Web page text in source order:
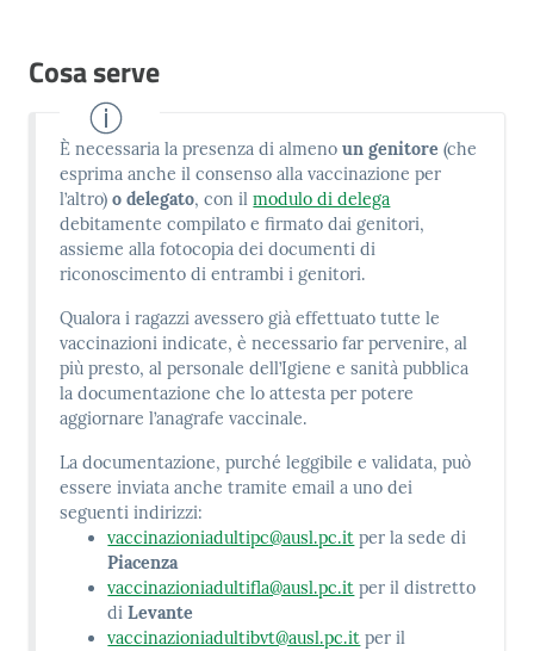
Cosa serve
È necessaria la presenza di almenoun genitore (che
esprima anche il consenso alla vaccinazione per
l’altro)o delegato, con ilmodulo di delega
debitamente compilato e firmato dai genitori,
assieme alla fotocopia dei documenti di
riconoscimento di entrambi i genitori.
Qualora i ragazzi avessero già effettuato tutte le
vaccinazioni indicate, è necessario far pervenire, al
più presto, al personale dell’Igiene e sanità pubblica
la documentazione che lo attesta per potere
aggiornare l’anagrafe vaccinale.
La documentazione, purché leggibile e validata, può
essere inviata anche tramite email a uno dei
seguenti indirizzi:
vaccinazioniadultipc@ausl.pc.it per la sede di
Piacenza
vaccinazioniadultifla@ausl.pc.it per il distretto
diLevante
vaccinazioniadultibvt@ausl.pc.it per il